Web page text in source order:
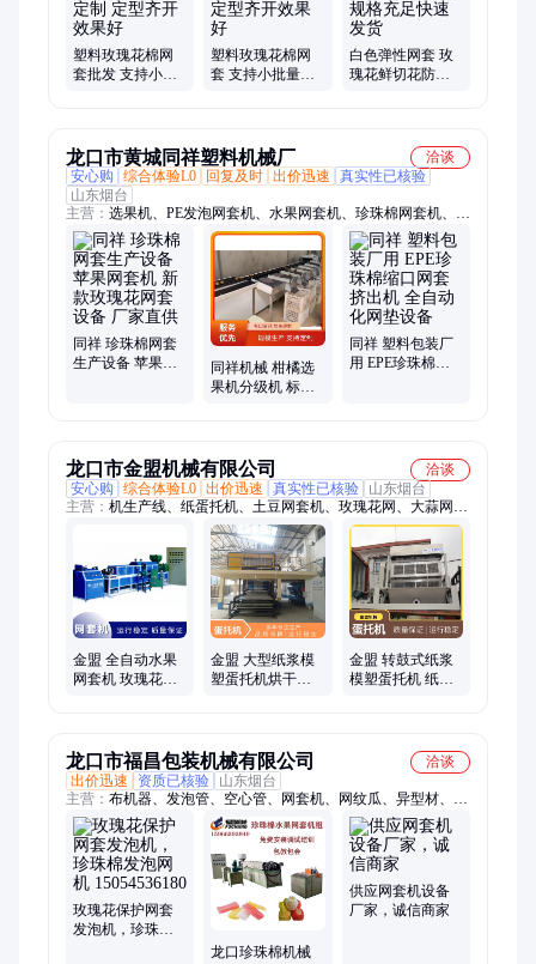
车用空气滤芯网、汽车空气滤芯网、定制汽车空气滤芯网、金属
垫片网、工业金属垫片网、生蚝渔业养殖网、五金件护套网、金
属配件护套网、五金护套防护网、工件防护套网、工件护套网
塑料玫瑰花棉网
套批发 支持小批
塑料玫瑰花棉网
套 支持小批量柔
白色弹性网套 玫
瑰花鲜切花防护
龙口市黄城同祥塑料机械厂
洽谈
安心购
综合体验L0 回复及时 出价迅速
真实性已核验
山东烟台
主营： 选果机、PE发泡网套机、水果网套机、珍珠棉网套机、果
品分级机、苹果选果机、全自动选果机
同祥 珍珠棉网套
生产设备 苹果网
同祥机械 柑橘选
果机分级机 标准
同祥 塑料包装厂
用 EPE珍珠棉缩
龙口市金盟机械有限公司
洽谈
安心购
综合体验L0 出价迅速 真实性已核验
山东烟台
主营： 机生产线、纸蛋托机、土豆网套机、玫瑰花网、大蒜网套
机、水果网套机、发泡管设备、苹果网套机、鸡蛋托盘机、半自
动蛋托、珍珠棉增厚机、珍珠棉挤出机、鸡蛋托盘设备、珍珠棉
生产线、珍珠棉覆膜机
金盟 全自动水果
网套机 玫瑰花珍
金盟 大型纸浆模
塑蛋托机烘干机
金盟 转鼓式纸浆
模塑蛋托机 纸塑
龙口市福昌包装机械有限公司
洽谈
出价迅速
资质已核验
山东烟台
主营： 布机器、发泡管、空心管、网套机、网纹瓜、异型材、打
包棉、棉卷材、网袋机、托盘机、网设备、吹膜机、珍珠棉、条
设备、打片机、果套机、挤出机、塑料棒、蛋托机、快餐盒、种
子托、角机器、发泡条、epe海绵、发泡网
玫瑰花保护网套
发泡机，珍珠棉
龙口珍珠棉机械
供应网套机设备
厂家，诚信商家